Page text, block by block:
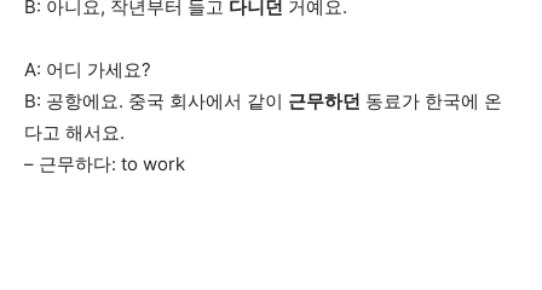
B: 아니요, 작년부터 들고 다니던 거예요.
A: 어디 가세요?
B: 공항에요. 중국 회사에서 같이 근무하던 동료가 한국에 온
다고 해서요.
– 근무하다: to work